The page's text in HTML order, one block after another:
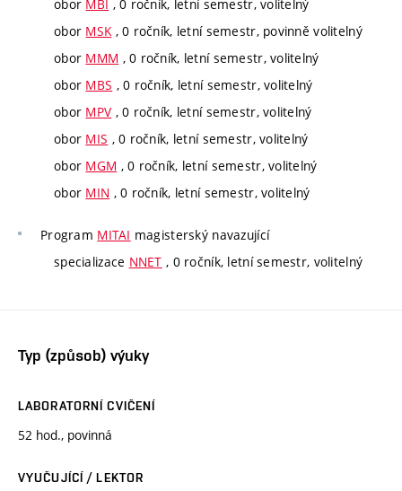
obor MBI , 0 ročník, letní semestr, volitelný
obor MSK , 0 ročník, letní semestr, povinně volitelný
obor MMM , 0 ročník, letní semestr, volitelný
obor MBS , 0 ročník, letní semestr, volitelný
obor MPV , 0 ročník, letní semestr, volitelný
obor MIS , 0 ročník, letní semestr, volitelný
obor MGM , 0 ročník, letní semestr, volitelný
obor MIN , 0 ročník, letní semestr, volitelný
Program MITAI magisterský navazující
specializace NNET , 0 ročník, letní semestr, volitelný
Typ (způsob) výuky
LABORATORNÍ CVIČENÍ
52 hod., povinná
VYUČUJÍCÍ / LEKTOR